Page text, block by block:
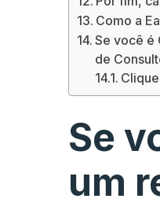
Como a
Se você é
de
Se
um